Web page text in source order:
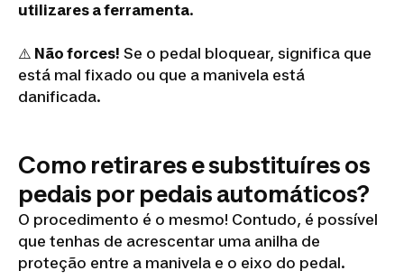
utilizares a ferramenta.
⚠️ Não forces! Se o pedal bloquear, significa que
está mal fixado ou que a manivela está
danificada.
Como retirares e substituíres os
pedais por pedais automáticos?
O procedimento é o mesmo! Contudo, é possível
que tenhas de acrescentar uma anilha de
proteção entre a manivela e o eixo do pedal.